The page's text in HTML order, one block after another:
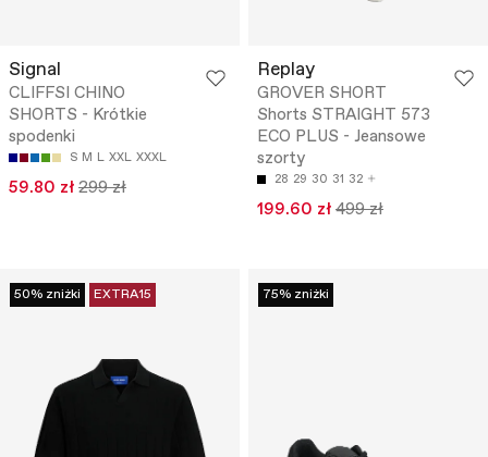
Signal
CLIFFSI CHINO
SHORTS - Krótkie
spodenki
S M L XXL XXXL
59.80 zł 299 zł
Replay
GROVER SHORT
Shorts STRAIGHT 573
ECO PLUS - Jeansowe
szorty
28 29 30 31 32
199.60 zł 499 zł
50% zniżki EXTRA15 75% zniżki